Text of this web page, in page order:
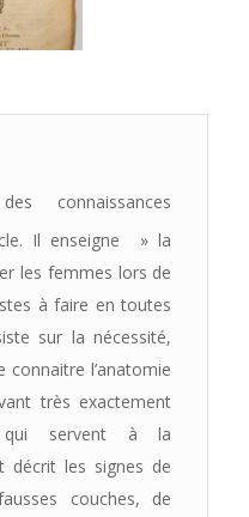
connaissances
Il enseigne » la
les femmes lors de
à faire en toutes
sur la nécessité,
l’anatomie
très exactement
qui servent à la
décrit les signes de
couches, de